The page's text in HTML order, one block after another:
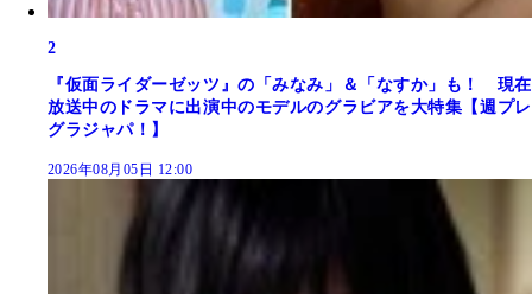
2
『仮面ライダーゼッツ』の「みなみ」＆「なすか」も！ 現在
放送中のドラマに出演中のモデルのグラビアを大特集【週プレ
グラジャパ！】
2026年08月05日 12:00